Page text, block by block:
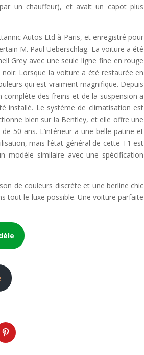
un chauffeur), et avait un capot plus
Autos Ltd à Paris, et enregistré pour
M. Paul Ueberschlag. La voiture a été
Grey avec une seule ligne fine en rouge
Lorsque la voiture a été restaurée en
qui est vraiment magnifique. Depuis
des freins et de la suspension a
installé. Le système de climatisation est
bien sur la Bentley, et elle offre une
50 ans. L’intérieur a une belle patine et
mais l’état général de cette T1 est
similaire avec une spécification
de couleurs discrète et une berline chic
tout le luxe possible. Une voiture parfaite